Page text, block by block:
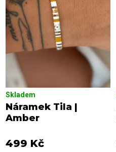
Náramek Tila |
Amber
Skladem
499 Kč